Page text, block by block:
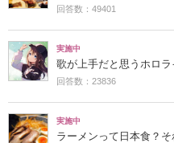
回答数：49401
実施中
歌が上手だと思うホロ
回答数：23836
実施中
ラーメンって日本食？